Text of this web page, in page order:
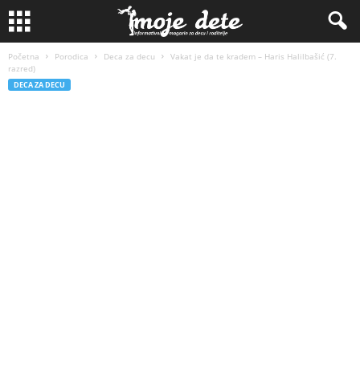
Početna Porodica Deca za decu
Vakat je da te kradem – Haris Halilbašić (7.
razred)
DECA ZA DECU